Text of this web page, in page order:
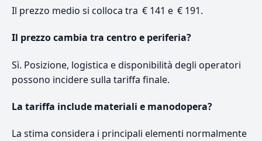
Il prezzo medio si colloca tra € 141 e € 191.
Il prezzo cambia tra centro e periferia?
Sì. Posizione, logistica e disponibilità degli operatori
possono incidere sulla tariffa finale.
La tariffa include materiali e manodopera?
La stima considera i principali elementi normalmente